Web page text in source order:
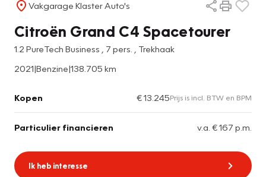
Vakgarage Klaster Auto's
Citroën Grand C4 Spacetourer
1.2 PureTech Business , 7 pers. , Trekhaak
2021|Benzine|138.705 km
Kopen € 13.245Prijs is incl. BTW en BPM
Particulier financieren v.a. € 167 p.m.
Ik heb interesse